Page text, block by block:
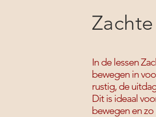
In de lessen
bewegen in
rustig, de
​Dit is ideaal
bewegen en